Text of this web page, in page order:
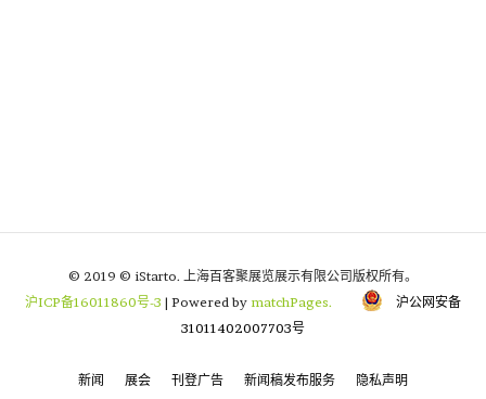
© 2019 © iStarto. 上海百客聚展览展示有限公司版权所有。
沪ICP备16011860号-3 | Powered by matchPages.
沪公网安备
31011402007703号
新闻 展会 刊登广告 新闻稿发布服务 隐私声明